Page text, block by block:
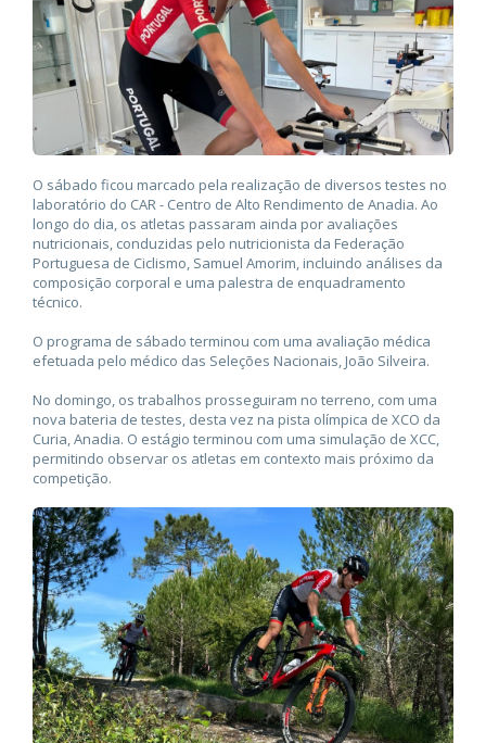
O sábado ficou marcado pela realização de diversos testes no
laboratório do CAR - Centro de Alto Rendimento de Anadia. Ao
longo do dia, os atletas passaram ainda por avaliações
nutricionais, conduzidas pelo nutricionista da Federação
Portuguesa de Ciclismo, Samuel Amorim, incluindo análises da
composição corporal e uma palestra de enquadramento
técnico.
O programa de sábado terminou com uma avaliação médica
efetuada pelo médico das Seleções Nacionais, João Silveira.
No domingo, os trabalhos prosseguiram no terreno, com uma
nova bateria de testes, desta vez na pista olímpica de XCO da
Curia, Anadia. O estágio terminou com uma simulação de XCC,
permitindo observar os atletas em contexto mais próximo da
competição.